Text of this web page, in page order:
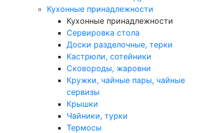
Кухонные принадлежности
Кухонные принадлежности
Сервировка стола
Доски разделочные, терки
Кастрюли, сотейники
Сковороды, жаровни
Кружки, чайные пары, чайные
сервизы
Крышки
Чайники, турки
Термосы